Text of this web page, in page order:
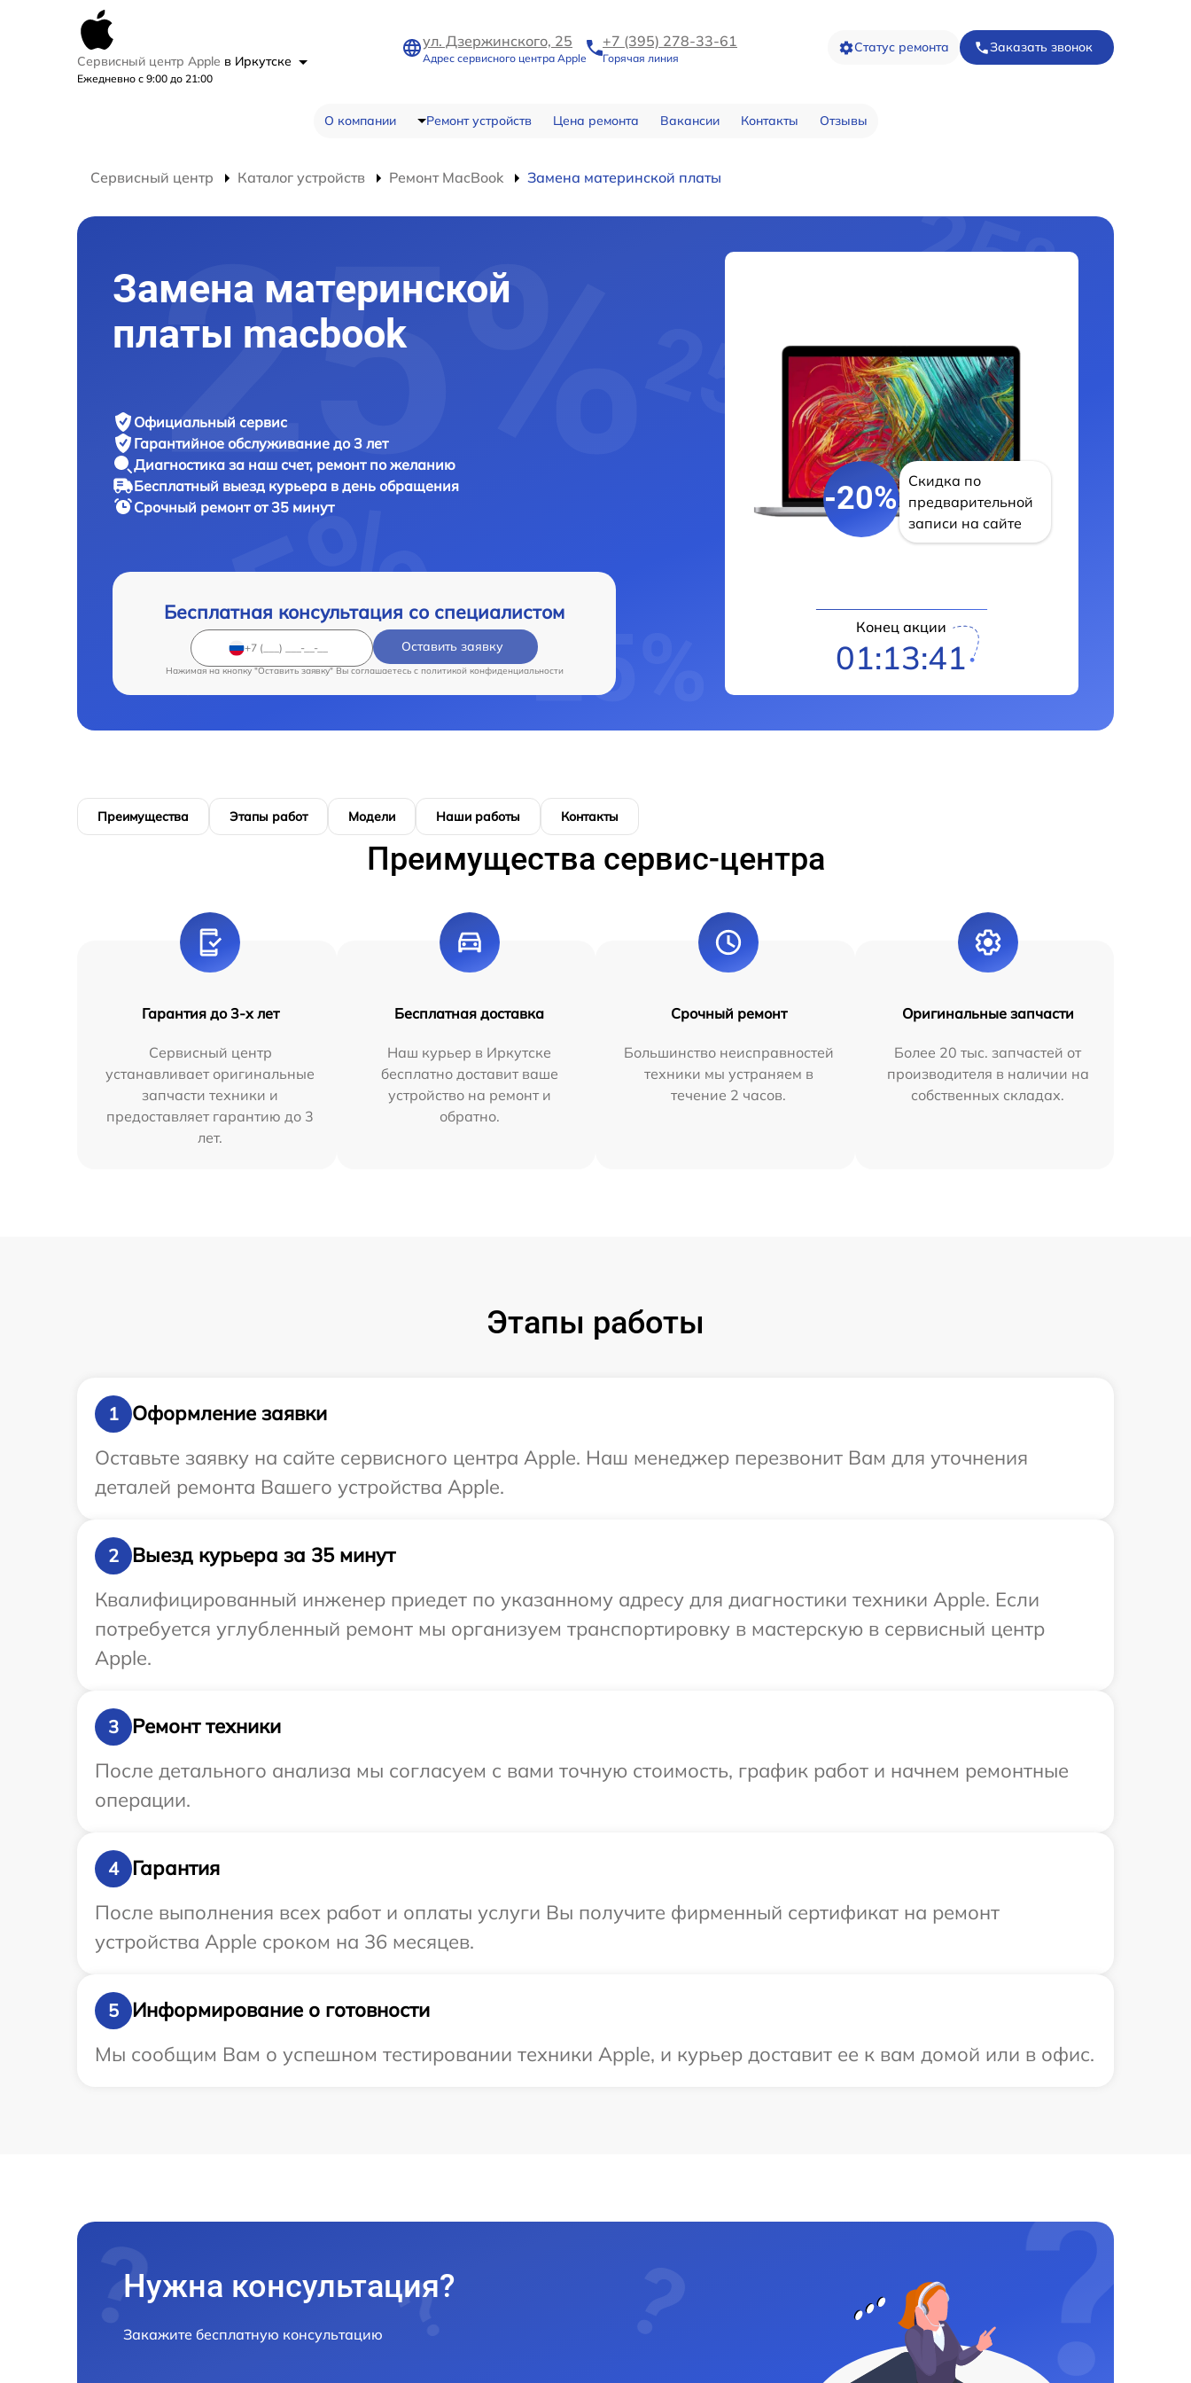
Сервисный центр Apple в Иркутске
Ежедневно с 9:00 до 21:00
ул. Дзержинского, 25
Адрес сервисного центра Apple
+7 (395) 278-33-61
Горячая линия
Статус ремонта Заказать звонок
О компании Ремонт устройств Цена ремонта Вакансии Контакты Отзывы
Сервисный центр Каталог устройств Ремонт MacBook Замена материнской платы
Замена материнской
платы macbook
Официальный сервис
Гарантийное обслуживание до 3 лет
Диагностика за наш счет, ремонт по желанию
Бесплатный выезд курьера в день обращения
Срочный ремонтот 35 минут
Бесплатная консультация со специалистом
Оставить заявку
Нажимая на кнопку "Оставить заявку" Вы соглашаетесь c политикой конфиденциальности
-20%
Скидка по
предварительной
записи на сайте
Конец акции
01:13:40
Преимущества Этапы работ Модели Наши работы Контакты
Преимущества сервис-центра
Гарантия до 3-х лет
Сервисный центр
устанавливает оригинальные
запчасти техники и
предоставляет гарантию до 3
лет.
Бесплатная доставка
Наш курьер в Иркутске
бесплатно доставит ваше
устройство на ремонт и
обратно.
Срочный ремонт
Большинство неисправностей
техники мы устраняем в
течение 2 часов.
Оригинальные запчасти
Более 20 тыс. запчастей от
производителя в наличии на
собственных складах.
Этапы работы
1
Оформление заявки
Оставьте заявку на сайте сервисного центра Apple. Наш менеджер перезвонит Вам для уточнения
деталей ремонта Вашего устройства Apple.
2
Выезд курьера за 35 минут
Квалифицированный инженер приедет по указанному адресу для диагностики техники Apple. Если
потребуется углубленный ремонт мы организуем транспортировку в мастерскую в сервисный центр
Apple.
3
Ремонт техники
После детального анализа мы согласуем с вами точную стоимость, график работ и начнем ремонтные
операции.
4
Гарантия
После выполнения всех работ и оплаты услуги Вы получите фирменный сертификат на ремонт
устройства Apple сроком на 36 месяцев.
5
Информирование о готовности
Мы сообщим Вам о успешном тестировании техники Apple, и курьер доставит ее к вам домой или в офис.
Нужна консультация?
Закажите бесплатную консультацию